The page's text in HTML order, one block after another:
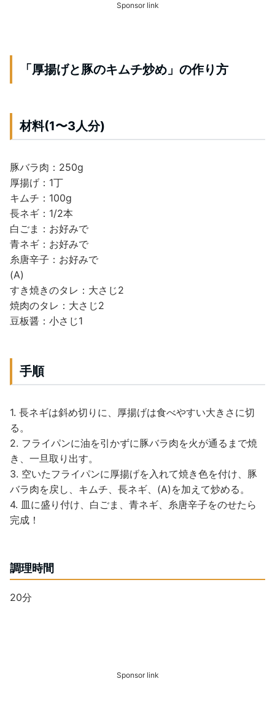
Sponsor link
「厚揚げと豚のキムチ炒め」の作り方
材料(1〜3人分)
豚バラ肉：250g
厚揚げ：1丁
キムチ：100g
長ネギ：1/2本
白ごま：お好みで
青ネギ：お好みで
糸唐辛子：お好みで
(A)
すき焼きのタレ：大さじ2
焼肉のタレ：大さじ2
豆板醤：小さじ1
手順
1. 長ネギは斜め切りに、厚揚げは食べやすい大きさに切
る。
2. フライパンに油を引かずに豚バラ肉を火が通るまで焼
き、一旦取り出す。
3. 空いたフライパンに厚揚げを入れて焼き色を付け、豚
バラ肉を戻し、キムチ、長ネギ、(A)を加えて炒める。
4. 皿に盛り付け、白ごま、青ネギ、糸唐辛子をのせたら
完成！
調理時間
20分
Sponsor link